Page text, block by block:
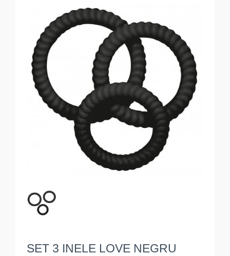
SET 3 INELE LOVE NEGRU